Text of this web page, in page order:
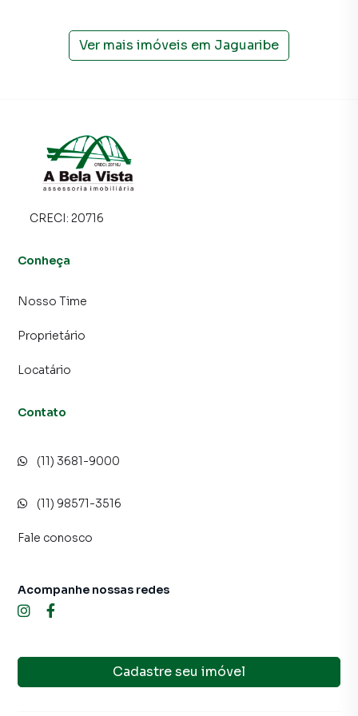
Ver mais imóveis em Jaguaribe
CRECI: 20716
Conheça
Nosso Time
Proprietário
Locatário
Contato
(11) 3681-9000
(11) 98571-3516
Fale conosco
Cadastre seu imóvel
Acompanhe nossas redes